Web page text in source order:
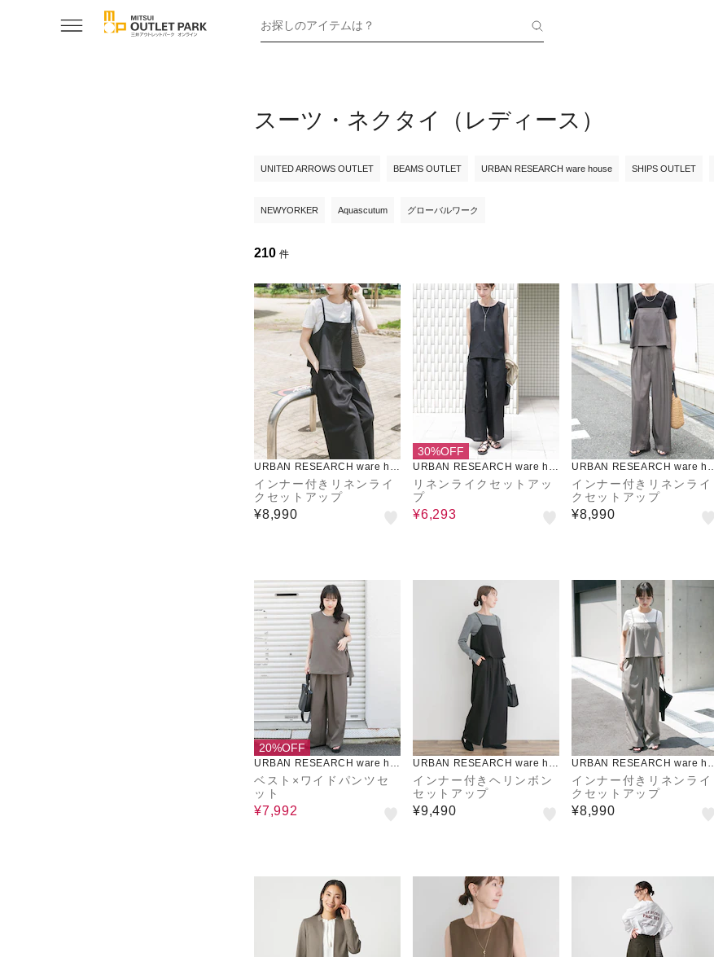
お探しのアイテムは？
スーツ・ネクタイ（レディース）
UNITED ARROWS OUTLET BEAMS OUTLET URBAN RESEARCH ware house SHIPS OUTLET
NEWYORKER Aquascutum グローバルワーク
210 件
URBAN RESEARCH ware ho
use
インナー付きリネンライ
クセットアップ
¥8,990
30%OFF
URBAN RESEARCH ware ho
use
リネンライクセットアッ
プ
¥6,293
URBAN RESEARCH ware ho
use
インナー付きリネンライ
クセットアップ
¥8,990
20%OFF
URBAN RESEARCH ware ho
use
ベスト×ワイドパンツセ
ット
¥7,992
URBAN RESEARCH ware ho
use
インナー付きヘリンボン
セットアップ
¥9,490
URBAN RESEARCH ware ho
use
インナー付きリネンライ
クセットアップ
¥8,990